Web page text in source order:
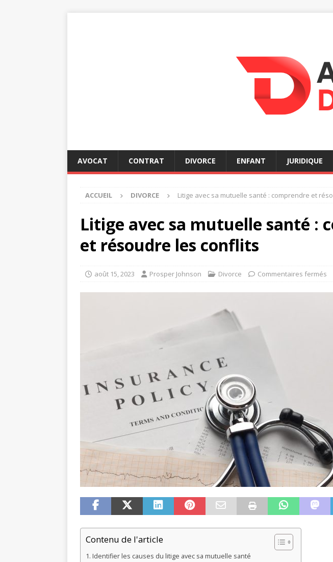
AVOCAT CONTRAT DIVORCE ENFANT JURIDIQUE
ACCUEIL DIVORCE Litige avec sa mutuelle santé : comprendre et
Litige avec sa mutuelle santé :
et résoudre les conflits
août 15, 2023 Prosper Johnson Divorce Commentaires fermés
Contenu de l'article
Identifier les causes du litige avec sa mutuelle santé